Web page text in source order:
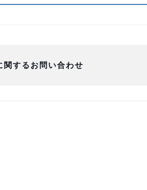
関するお問い合わせ